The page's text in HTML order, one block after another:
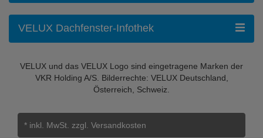
VELUX Dachfenster-Infothek
VELUX und das VELUX Logo sind eingetragene Marken der
VKR Holding A/S. Bilderrechte: VELUX Deutschland,
Österreich, Schweiz.
* inkl. MwSt. zzgl. Versandkosten